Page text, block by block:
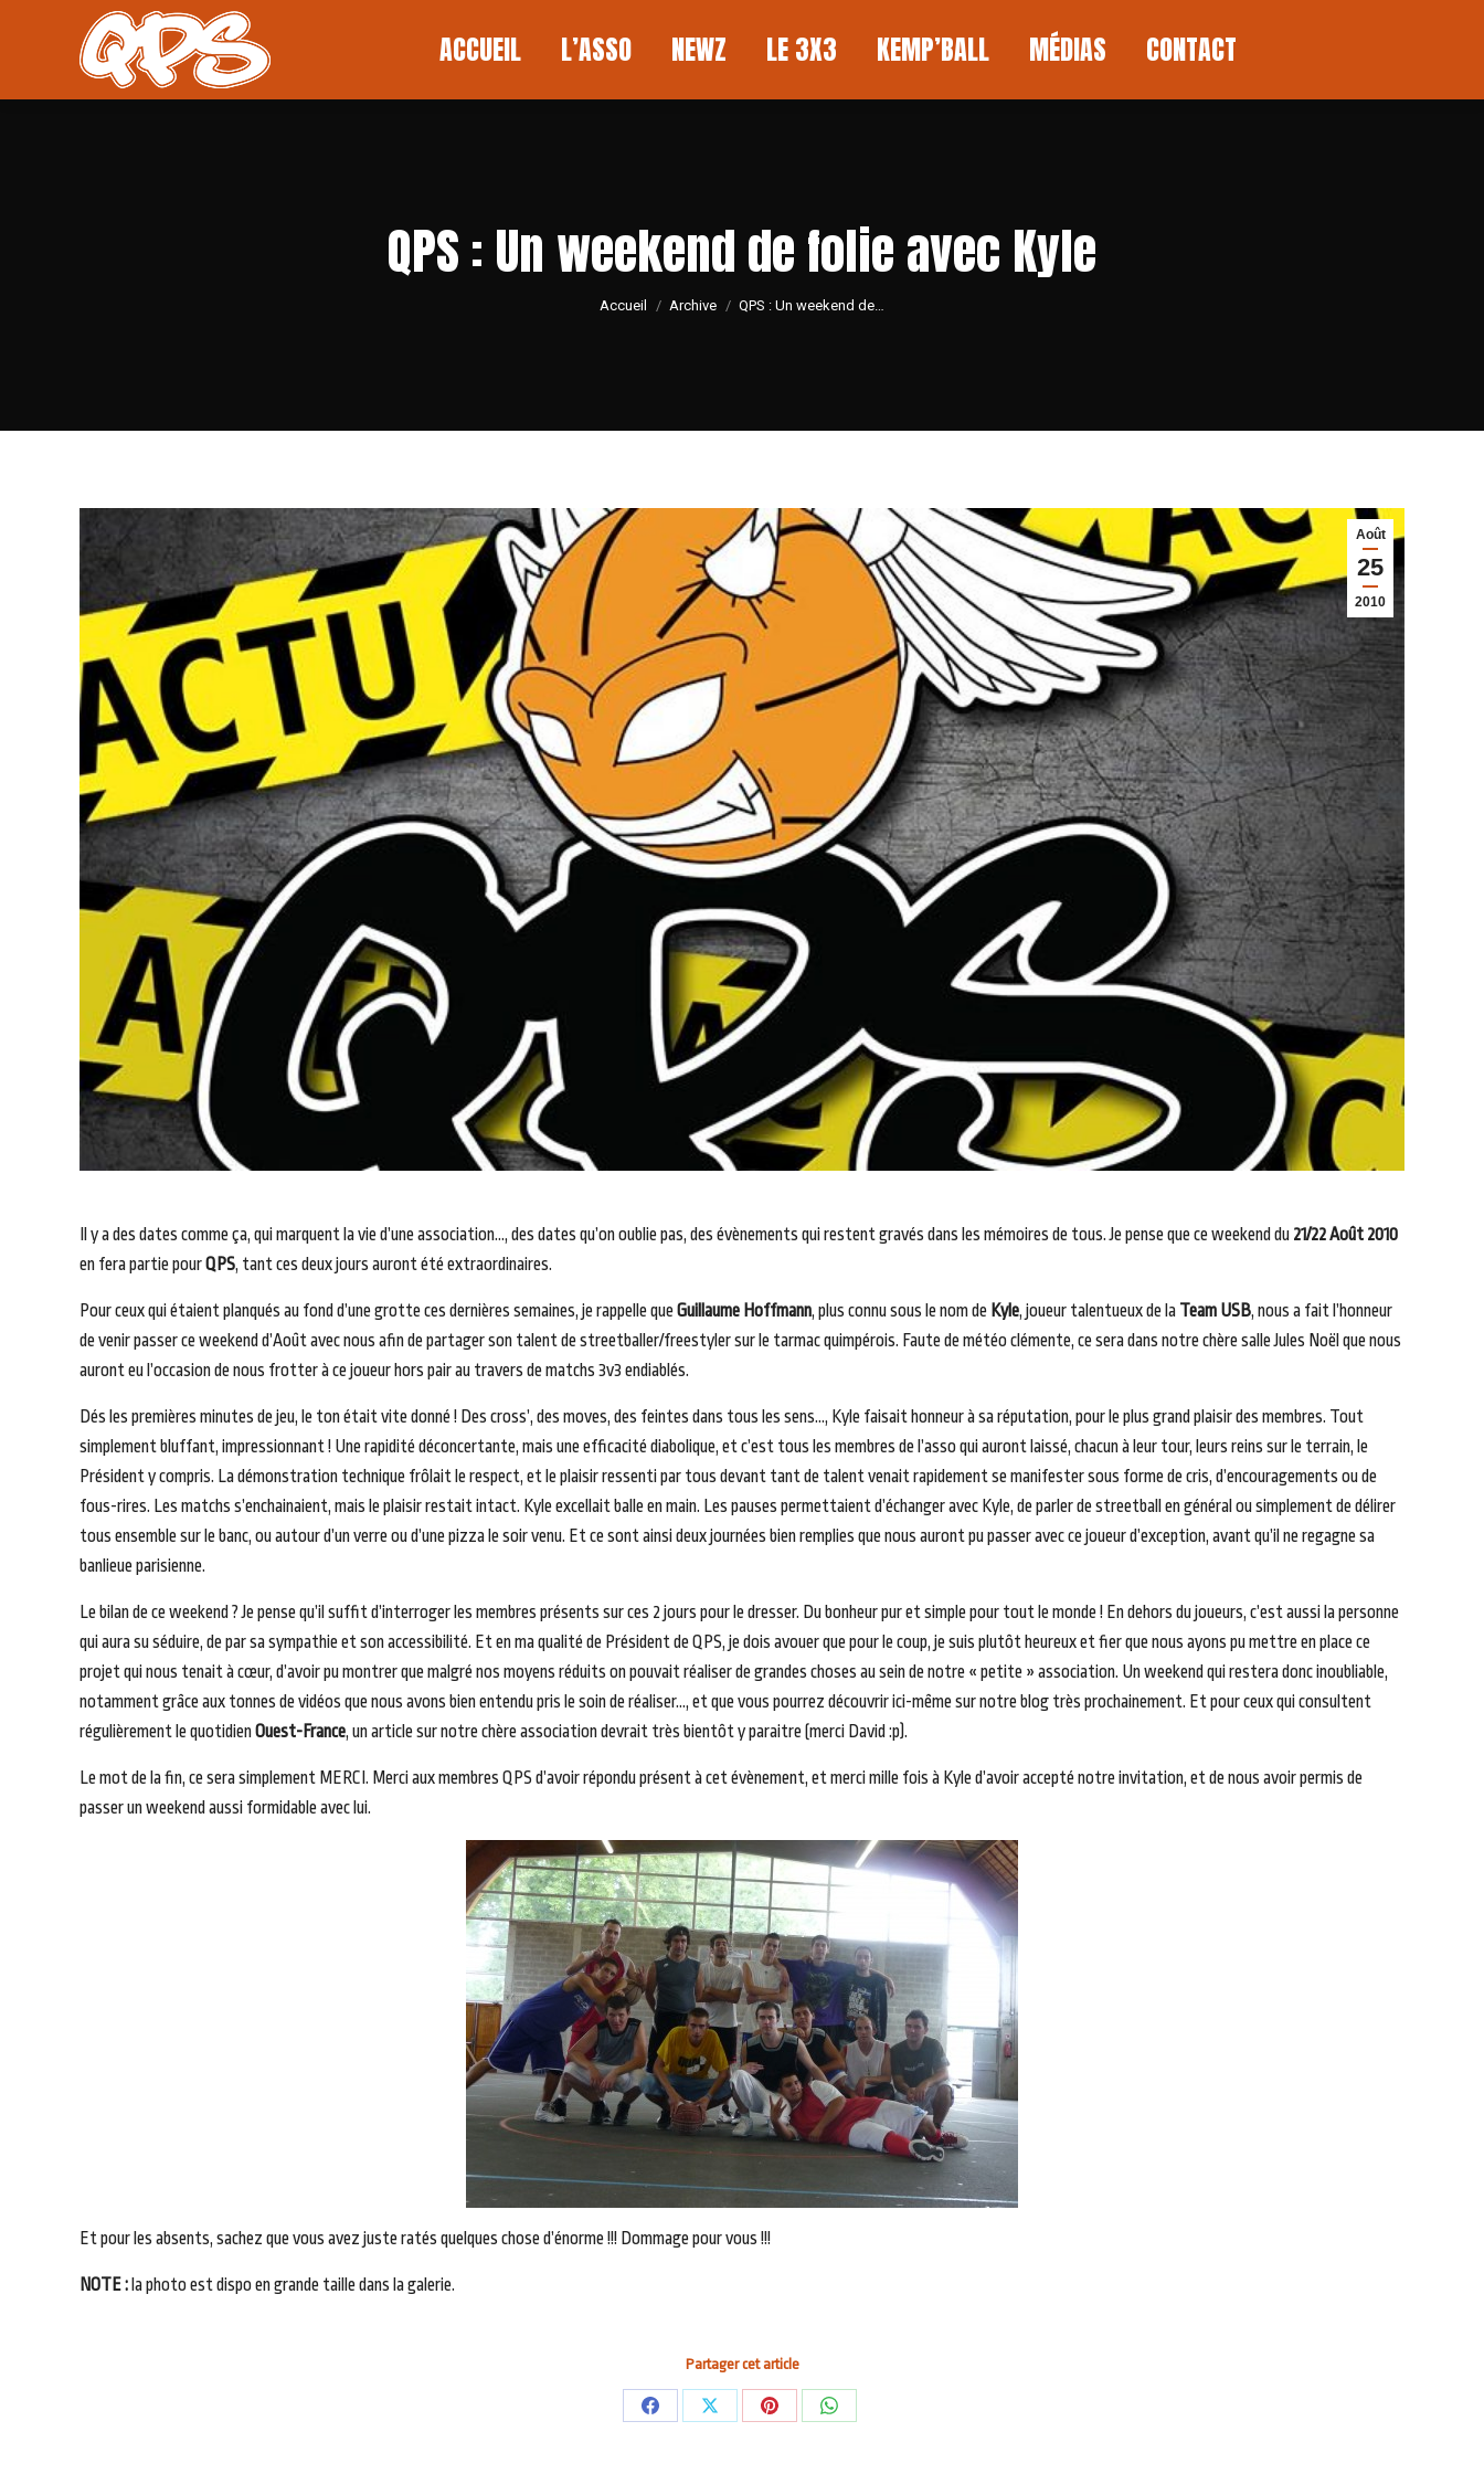
ACCUEIL L’ASSO NEWZ LE 3X3 KEMP’BALL MÉDIAS CONTACT
QPS : Un weekend de folie avec Kyle
Vous êtes ici :
Accueil Archive QPS : Un weekend de…
Août
25
2010
Il y a des dates comme ça, qui marquent la vie d’une association…, des dates qu’on oublie pas, des évènements qui restent gravés dans les mémoires de tous. Je pense que ce weekend du 21/22 Août 2010
en fera partie pourQPS, tant ces deux jours auront été extraordinaires.
Pour ceux qui étaient planqués au fond d’une grotte ces dernières semaines, je rappelle queGuillaume Hoffmann, plus connu sous le nom de Kyle, joueur talentueux de la Team USB, nous a fait l’honneur
de venir passer ce weekend d’Août avec nous afin de partager son talent de streetballer/freestyler sur le tarmac quimpérois. Faute de météo clémente, ce sera dans notre chère salle Jules Noël que nous
auront eu l’occasion de nous frotter à ce joueur hors pair au travers de matchs 3v3 endiablés.
Dés les premières minutes de jeu, le ton était vite donné ! Des cross’, des moves, des feintes dans tous les sens…, Kyle faisait honneur à sa réputation, pour le plus grand plaisir des membres. Tout
simplement bluffant, impressionnant ! Une rapidité déconcertante, mais une efficacité diabolique, et c’est tous les membres de l’asso qui auront laissé, chacun à leur tour, leurs reins sur le terrain, le
Président y compris. La démonstration technique frôlait le respect, et le plaisir ressenti par tous devant tant de talent venait rapidement se manifester sous forme de cris, d’encouragements ou de
fous-rires. Les matchs s’enchainaient, mais le plaisir restait intact. Kyle excellait balle en main. Les pauses permettaient d’échanger avec Kyle, de parler de streetball en général ou simplement de délirer
tous ensemble sur le banc, ou autour d’un verre ou d’une pizza le soir venu. Et ce sont ainsi deux journées bien remplies que nous auront pu passer avec ce joueur d’exception, avant qu’il ne regagne sa
banlieue parisienne.
Le bilan de ce weekend ? Je pense qu’il suffit d’interroger les membres présents sur ces 2 jours pour le dresser. Du bonheur pur et simple pour tout le monde ! En dehors du joueurs, c’est aussi la personne
qui aura su séduire, de par sa sympathie et son accessibilité. Et en ma qualité de Président de QPS, je dois avouer que pour le coup, je suis plutôt heureux et fier que nous ayons pu mettre en place ce
projet qui nous tenait à cœur, d’avoir pu montrer que malgré nos moyens réduits on pouvait réaliser de grandes choses au sein de notre « petite » association. Un weekend qui restera donc inoubliable,
notamment grâce aux tonnes de vidéos que nous avons bien entendu pris le soin de réaliser…, et que vous pourrez découvrir ici-même sur notre blog très prochainement. Et pour ceux qui consultent
régulièrement le quotidienOuest-France, un article sur notre chère association devrait très bientôt y paraitre (merci David :p).
Le mot de la fin, ce sera simplement MERCI. Merci aux membres QPS d’avoir répondu présent à cet évènement, et merci mille fois à Kyle d’avoir accepté notre invitation, et de nous avoir permis de
passer un weekend aussi formidable avec lui.
Et pour les absents, sachez que vous avez juste ratés quelques chose d’énorme !!! Dommage pour vous !!!
NOTE : la photo est dispo en grande taille dans la galerie.
Partager cet article
PartagerPartagerPartagerPartager
ACCUEIL L’ASSO NEWZ LE 3X3 KEMP’BALL MÉDIAS CONTACT